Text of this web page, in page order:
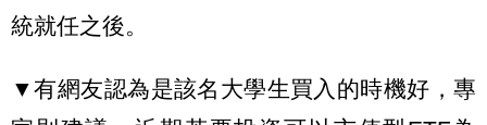
統就任之後。
▼有網友認為是該名大學生買入的時機好，專